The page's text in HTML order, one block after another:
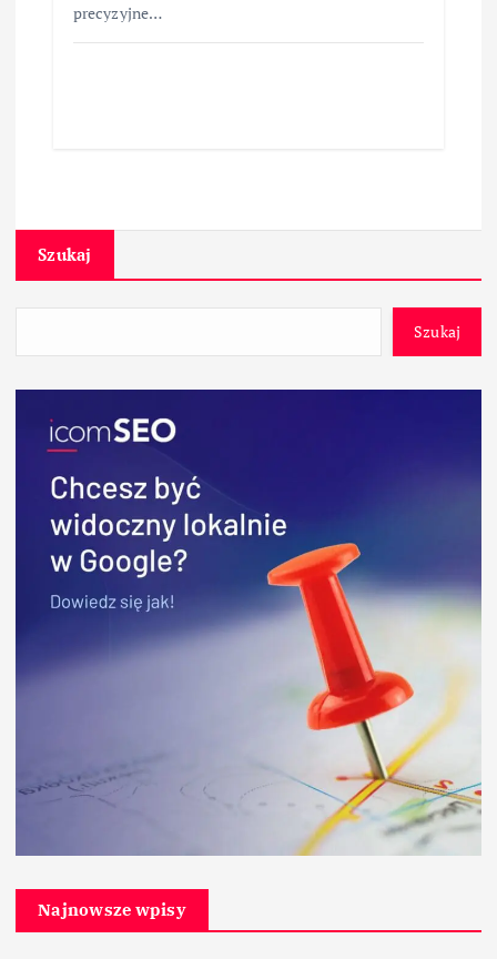
precyzyjne…
Szukaj
Szukaj
Najnowsze wpisy